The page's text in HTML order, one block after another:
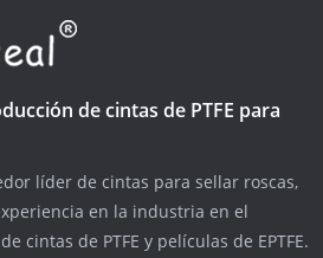
de cintas de PTFE para
líder de cintas para sellar roscas,
en la industria en el
cintas de PTFE y películas de EPTFE.